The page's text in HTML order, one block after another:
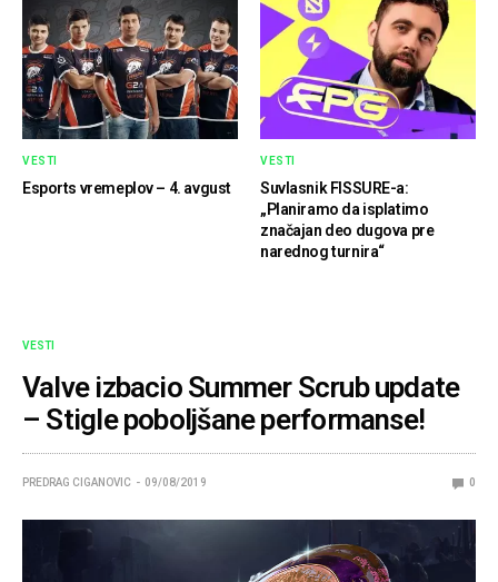
VESTI
Esports vremeplov – 4. avgust
VESTI
Suvlasnik FISSURE-a:
„Planiramo da isplatimo
značajan deo dugova pre
narednog turnira“
VESTI
Valve izbacio Summer Scrub update
– Stigle poboljšane performanse!
PREDRAG CIGANOVIC 09/08/2019 0